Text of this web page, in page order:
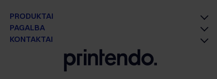
PRODUKTAI
PAGALBA
KONTAKTAI